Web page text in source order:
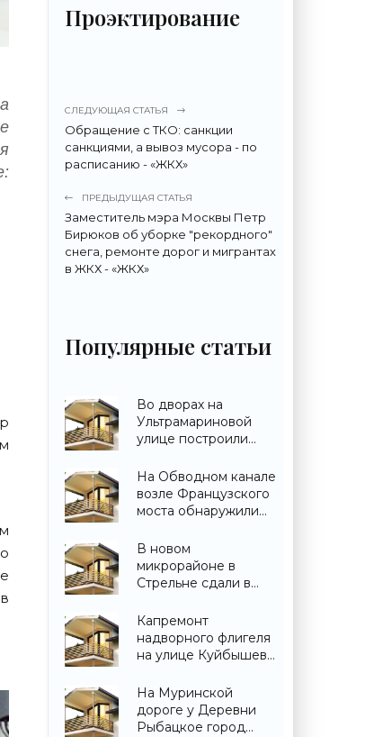
Проэктирование
СЛЕДУЮЩАЯ СТАТЬЯ
Обращение с ТКО: санкции
санкциями, а вывоз мусора - по
расписанию - «ЖКХ»
ПРЕДЫДУЩАЯ СТАТЬЯ
Заместитель мэра Москвы Петр
Бирюков об уборке "рекордного"
снега, ремонте дорог и мигрантах
в ЖКХ - «ЖКХ»
Популярные статьи
Во дворах на
Ультрамариновой
улице построили
«Свежие новости
строительства»
На Обводном канале
возле Французского
моста обнаружили
новости
строительства»
В новом
микрорайоне в
Стрельне сдали в
жилых дома -
«Свежие новости
строительства»
Капремонт
надворного флигеля
на улице Куйбышева
забросили - «Свежие
новости
строительства»
На Муринской
дороге у Деревни
Рыбацкое город